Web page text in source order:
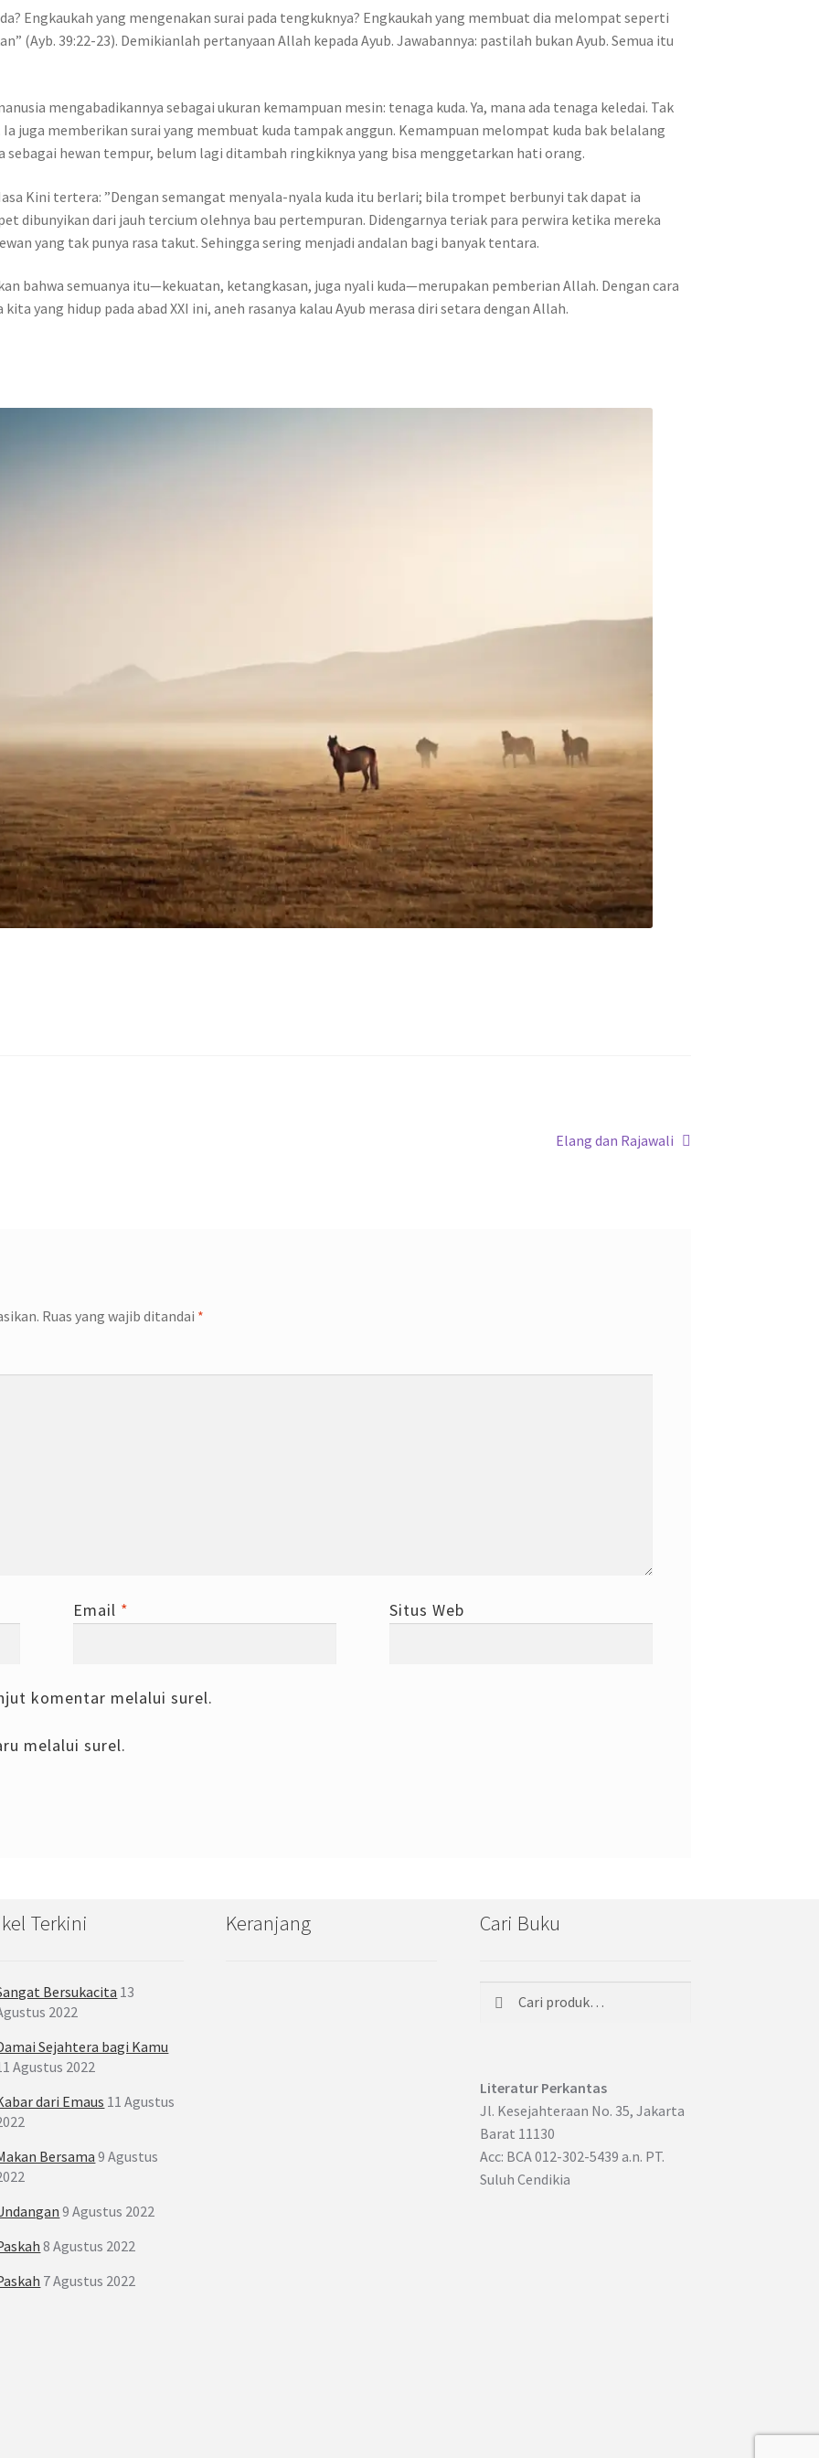
Engkaukah yang mengenakan surai pada tengkuknya? Engkaukah yang membuat dia melompat seperti
(Ayb. 39:22-23). Demikianlah pertanyaan Allah kepada Ayub. Jawabannya: pastilah bukan Ayub. Semua itu
mengabadikannya sebagai ukuran kemampuan mesin: tenaga kuda. Ya, mana ada tenaga keledai. Tak
juga memberikan surai yang membuat kuda tampak anggun. Kemampuan melompat kuda bak belalang
sebagai hewan tempur, belum lagi ditambah ringkiknya yang bisa menggetarkan hati orang.
Kini tertera: ”Dengan semangat menyala-nyala kuda itu berlari; bila trompet berbunyi tak dapat ia
dibunyikan dari jauh tercium olehnya bau pertempuran. Didengarnya teriak para perwira ketika mereka
yang tak punya rasa takut. Sehingga sering menjadi andalan bagi banyak tentara.
bahwa semuanya itu—kekuatan, ketangkasan, juga nyali kuda—merupakan pemberian Allah. Dengan cara
yang hidup pada abad XXI ini, aneh rasanya kalau Ayub merasa diri setara dengan Allah.
Next
Elang dan Rajawali
Ruas yang wajib ditandai *
Email * Situs Web
komentar melalui surel.
melalui surel.
Terkini
Bersukacita 13
2022
Sejahtera bagi Kamu
Agustus 2022
dari Emaus 11 Agustus
Bersama 9 Agustus
9 Agustus 2022
8 Agustus 2022
7 Agustus 2022
Keranjang Cari Buku
Pencarian
Literatur Perkantas
Jl. Kesejahteraan No. 35, Jakarta
Barat 11130
Acc: BCA 012-302-5439 a.n. PT.
Suluh Cendikia